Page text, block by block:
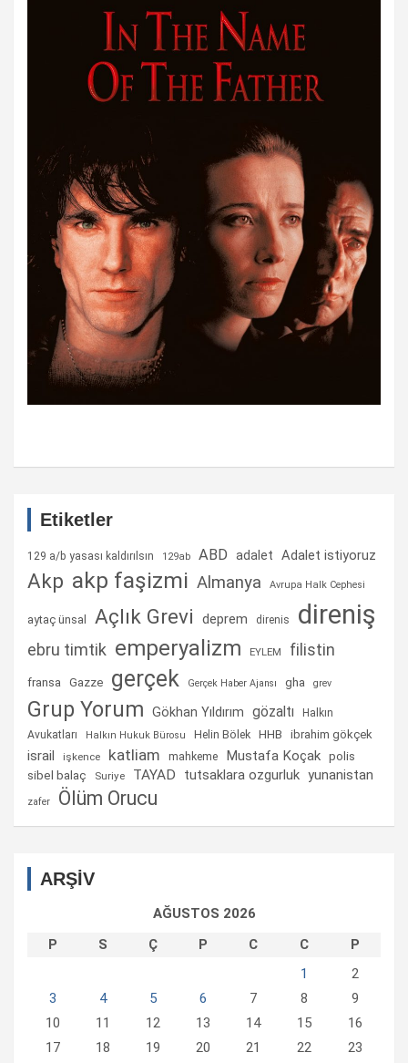
Etiketler
129 a/b yasası kaldırılsın 129ab ABD adalet Adalet istiyoruz
Akp akp faşizmi Almanya Avrupa Halk Cephesi
aytaç ünsal Açlık Grevi deprem direnis direniş
ebru timtik emperyalizm EYLEM filistin
fransa Gazze gerçek Gerçek Haber Ajansı gha grev
Grup Yorum Gökhan Yıldırım gözaltı
Halkın
Avukatları
Halkın Hukuk Bürosu Helin Bölek HHB ibrahim gökçek
israil işkence katliam mahkeme Mustafa Koçak polis
sibel balaç Suriye TAYAD tutsaklara ozgurluk yunanistan
zafer Ölüm Orucu
ARŞİV
AĞUSTOS 2026
P
S Ç P C C
P
1
2
3
4 5 6 7 8
9
10
11 12 13 14 15
16
17
18 19 20 21 22
23